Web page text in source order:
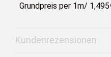
Grundpreis per 1m/
Kundenrezensionen